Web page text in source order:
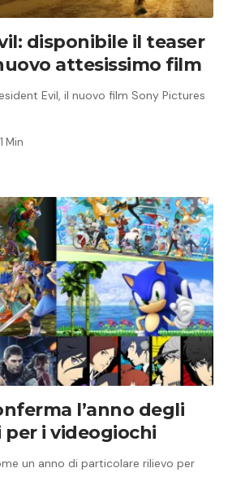
disponibile il teaser
attesissimo film
Evil, il nuovo film Sony Pictures
1 Min
l’anno degli
per i videogiochi
un anno di particolare rilievo per